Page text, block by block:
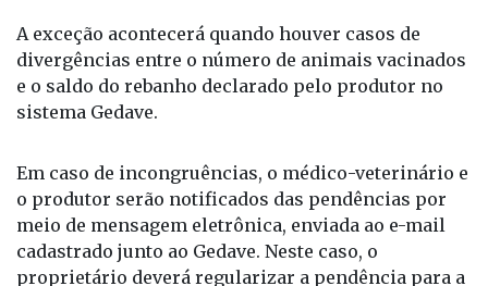
A exceção acontecerá quando houver casos de
divergências entre o número de animais vacinados
e o saldo do rebanho declarado pelo produtor no
sistema Gedave.
Em caso de incongruências, o médico-veterinário e
o produtor serão notificados das pendências por
meio de mensagem eletrônica, enviada ao e-mail
cadastrado junto ao Gedave. Neste caso, o
proprietário deverá regularizar a pendência para a